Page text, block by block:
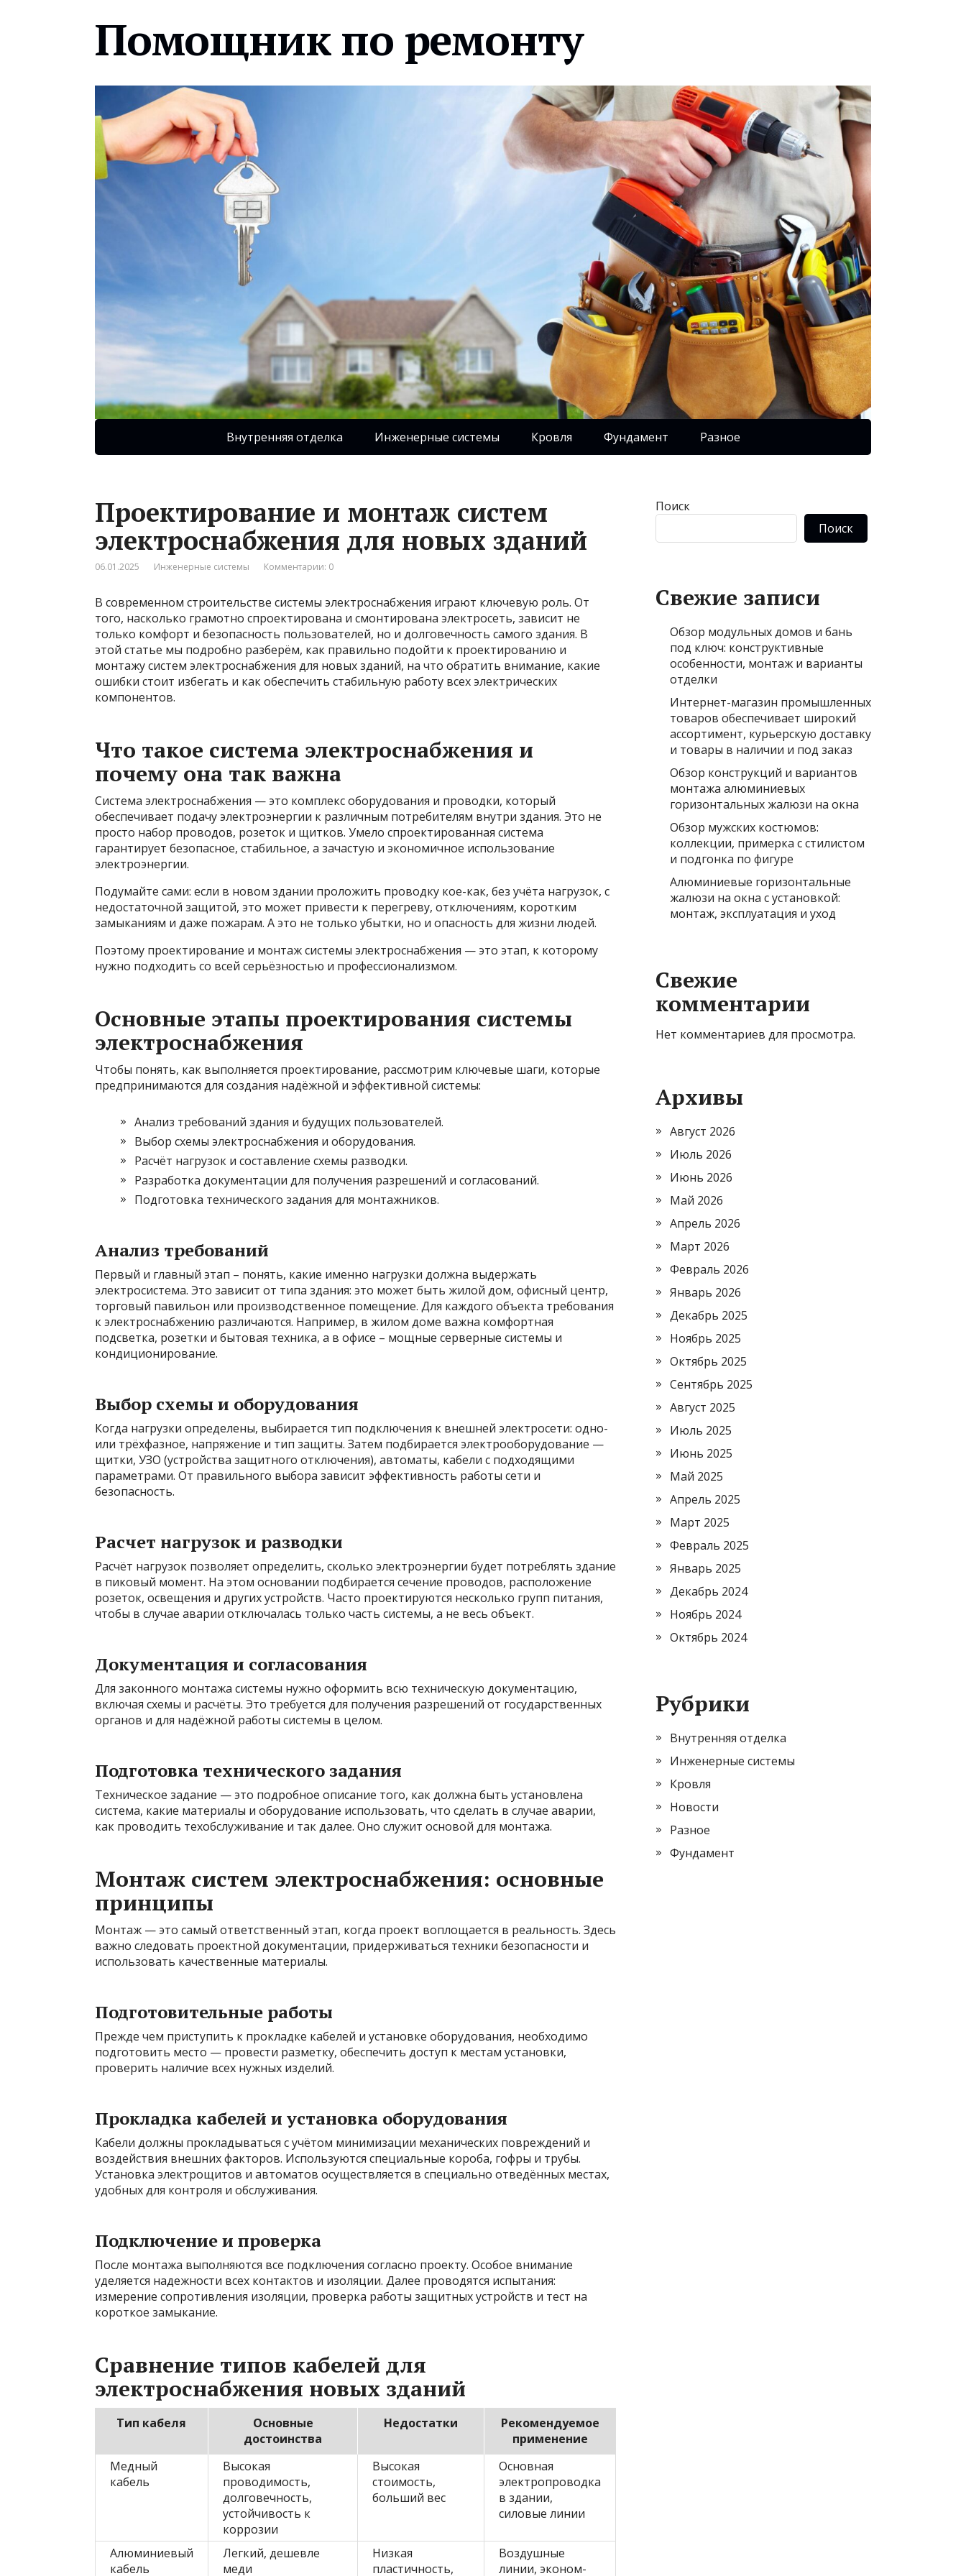
Помощник по ремонту
Внутренняя отделка Инженерные системы Кровля Фундамент Разное
Проектирование и монтаж систем
электроснабжения для новых зданий
06.01.2025 Инженерные системы Комментарии: 0
В современном строительстве системы электроснабжения играют ключевую роль. От
того, насколько грамотно спроектирована и смонтирована электросеть, зависит не
только комфорт и безопасность пользователей, но и долговечность самого здания. В
этой статье мы подробно разберём, как правильно подойти к проектированию и
монтажу систем электроснабжения для новых зданий, на что обратить внимание, какие
ошибки стоит избегать и как обеспечить стабильную работу всех электрических
компонентов.
Что такое система электроснабжения и
почему она так важна
Система электроснабжения — это комплекс оборудования и проводки, который
обеспечивает подачу электроэнергии к различным потребителям внутри здания. Это не
просто набор проводов, розеток и щитков. Умело спроектированная система
гарантирует безопасное, стабильное, а зачастую и экономичное использование
электроэнергии.
Подумайте сами: если в новом здании проложить проводку кое-как, без учёта нагрузок, с
недостаточной защитой, это может привести к перегреву, отключениям, коротким
замыканиям и даже пожарам. А это не только убытки, но и опасность для жизни людей.
Поэтому проектирование и монтаж системы электроснабжения — это этап, к которому
нужно подходить со всей серьёзностью и профессионализмом.
Основные этапы проектирования системы
электроснабжения
Чтобы понять, как выполняется проектирование, рассмотрим ключевые шаги, которые
предпринимаются для создания надёжной и эффективной системы:
Анализ требований здания и будущих пользователей.
Выбор схемы электроснабжения и оборудования.
Расчёт нагрузок и составление схемы разводки.
Разработка документации для получения разрешений и согласований.
Подготовка технического задания для монтажников.
Анализ требований
Первый и главный этап – понять, какие именно нагрузки должна выдержать
электросистема. Это зависит от типа здания: это может быть жилой дом, офисный центр,
торговый павильон или производственное помещение. Для каждого объекта требования
к электроснабжению различаются. Например, в жилом доме важна комфортная
подсветка, розетки и бытовая техника, а в офисе – мощные серверные системы и
кондиционирование.
Выбор схемы и оборудования
Когда нагрузки определены, выбирается тип подключения к внешней электросети: одно-
или трёхфазное, напряжение и тип защиты. Затем подбирается электрооборудование —
щитки, УЗО (устройства защитного отключения), автоматы, кабели с подходящими
параметрами. От правильного выбора зависит эффективность работы сети и
безопасность.
Расчет нагрузок и разводки
Расчёт нагрузок позволяет определить, сколько электроэнергии будет потреблять здание
в пиковый момент. На этом основании подбирается сечение проводов, расположение
розеток, освещения и других устройств. Часто проектируются несколько групп питания,
чтобы в случае аварии отключалась только часть системы, а не весь объект.
Документация и согласования
Для законного монтажа системы нужно оформить всю техническую документацию,
включая схемы и расчёты. Это требуется для получения разрешений от государственных
органов и для надёжной работы системы в целом.
Подготовка технического задания
Техническое задание — это подробное описание того, как должна быть установлена
система, какие материалы и оборудование использовать, что сделать в случае аварии,
как проводить техобслуживание и так далее. Оно служит основой для монтажа.
Монтаж систем электроснабжения: основные
принципы
Монтаж — это самый ответственный этап, когда проект воплощается в реальность. Здесь
важно следовать проектной документации, придерживаться техники безопасности и
использовать качественные материалы.
Подготовительные работы
Прежде чем приступить к прокладке кабелей и установке оборудования, необходимо
подготовить место — провести разметку, обеспечить доступ к местам установки,
проверить наличие всех нужных изделий.
Прокладка кабелей и установка оборудования
Кабели должны прокладываться с учётом минимизации механических повреждений и
воздействия внешних факторов. Используются специальные короба, гофры и трубы.
Установка электрощитов и автоматов осуществляется в специально отведённых местах,
удобных для контроля и обслуживания.
Подключение и проверка
После монтажа выполняются все подключения согласно проекту. Особое внимание
уделяется надежности всех контактов и изоляции. Далее проводятся испытания:
измерение сопротивления изоляции, проверка работы защитных устройств и тест на
короткое замыкание.
Сравнение типов кабелей для
электроснабжения новых зданий
Тип кабеля
Основные
достоинства
Недостатки
Рекомендуемое
применение
Медный
кабель
Высокая
проводимость,
долговечность,
устойчивость к
коррозии
Высокая
стоимость,
больший вес
Основная
электропроводка
в здании,
силовые линии
Алюминиевый
кабель
Легкий, дешевле
меди
Низкая
пластичность,
Воздушные
линии, эконом-
Поиск
Поиск
Свежие записи
Обзор модульных домов и бань
под ключ: конструктивные
особенности, монтаж и варианты
отделки
Интернет-магазин промышленных
товаров обеспечивает широкий
ассортимент, курьерскую доставку
и товары в наличии и под заказ
Обзор конструкций и вариантов
монтажа алюминиевых
горизонтальных жалюзи на окна
Обзор мужских костюмов:
коллекции, примерка с стилистом
и подгонка по фигуре
Алюминиевые горизонтальные
жалюзи на окна с установкой:
монтаж, эксплуатация и уход
Свежие
комментарии
Нет комментариев для просмотра.
Архивы
Август 2026
Июль 2026
Июнь 2026
Май 2026
Апрель 2026
Март 2026
Февраль 2026
Январь 2026
Декабрь 2025
Ноябрь 2025
Октябрь 2025
Сентябрь 2025
Август 2025
Июль 2025
Июнь 2025
Май 2025
Апрель 2025
Март 2025
Февраль 2025
Январь 2025
Декабрь 2024
Ноябрь 2024
Октябрь 2024
Рубрики
Внутренняя отделка
Инженерные системы
Кровля
Новости
Разное
Фундамент